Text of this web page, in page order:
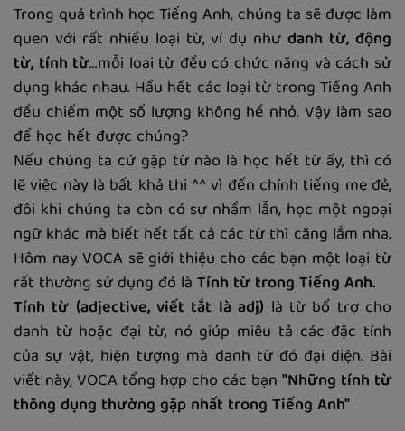
Trong quá trình học Tiếng Anh, chúng ta sẽ được làm
quen với rất nhiều loại từ, ví dụ nhưdanh từ, động
từ, tính từ...mỗi loại từ đều có chức năng và cách sử
dụng khác nhau. Hầu hết các loại từ trong Tiếng Anh
đều chiếm một số lượng không hề nhỏ. Vậy làm sao
để học hết được chúng?
Nếu chúng ta cứ gặp từ nào là học hết từ ấy, thì có
lẽ việc này là bất khả thi ^^ vì đến chính tiếng mẹ đẻ,
đôi khi chúng ta còn có sự nhầm lẫn, học một ngoại
ngữ khác mà biết hết tất cả các từ thì căng lắm nha.
Hôm nay VOCA sẽ giới thiệu cho các bạn một loại từ
rất thường sử dụng đó làTính từ trong Tiếng Anh.
Tính từ (adjective, viết tắt là adj) là từ bổ trợ cho
danh từ hoặc đại từ, nó giúp miêu tả các đặc tính
của sự vật, hiện tượng mà danh từ đó đại diện. Bài
viết này, VOCA tổng hợp cho các bạn"Những tính từ
thông dụng thường gặp nhất trong Tiếng Anh"